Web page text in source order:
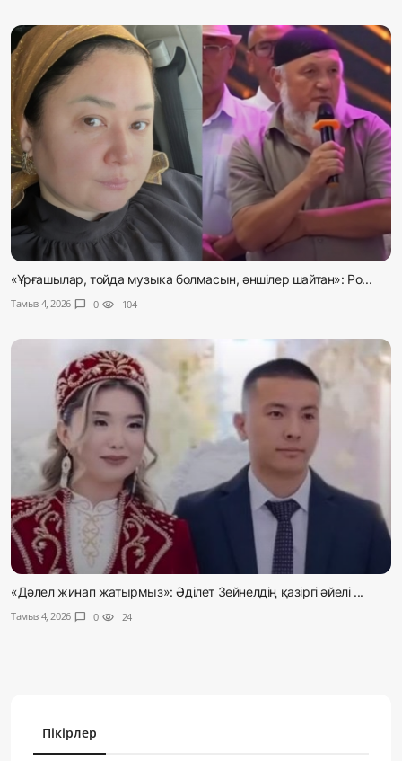
«Ұрғашылар, тойда музыка болмасын, әншілер шайтан»: Ро...
Тамыз 4, 2026 chat_bubble 0 visibility 104
«Дәлел жинап жатырмыз»: Әділет Зейнелдің қазіргі әйелі ...
Тамыз 4, 2026 chat_bubble 0 visibility 24
Пікірлер